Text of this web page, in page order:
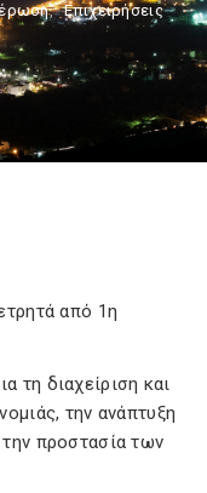
, Επιχειρήσεις
από 1η
τη διαχείριση και
την ανάπτυξη
προστασία των